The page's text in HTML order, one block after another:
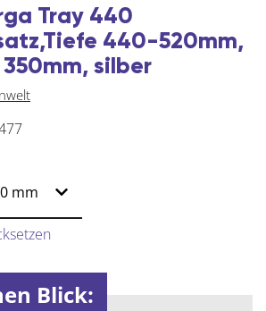
Tray 440
440-520mm,
silber
Blick: